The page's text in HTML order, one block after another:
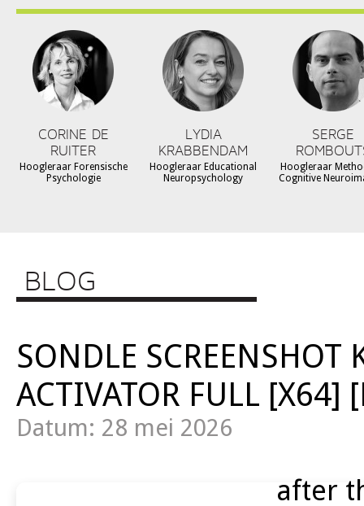
CORINE DE
RUITER
Hoogleraar Forensische
Psychologie
LYDIA
KRABBENDAM
Hoogleraar Educational
Neuropsychology
SERGE
Hoogleraar
Cognitive
BLOG
SONDLE SCREENSHOT
ACTIVATOR FULL [X64]
Datum: 28 mei 2026
after